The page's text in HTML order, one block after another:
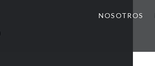
NOSOTROS